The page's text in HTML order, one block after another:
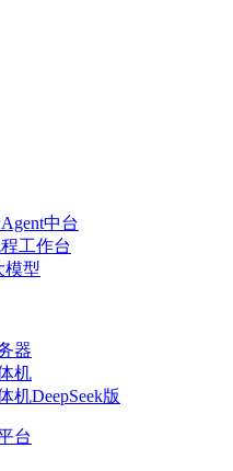
中台
工作台
模型
器
机
机DeepSeek版
台